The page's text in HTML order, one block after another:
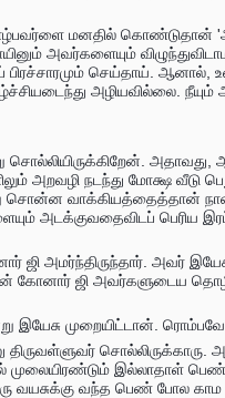
மனதில்
அவர்களையும்
செய்தாய். ஆனால்,
அழியவில்லை. நீயும்
சொல்லியிருக்கிறேன்.
அறவழி நடந்து மோக்ஷ வீடு
என்று சொன்ன
அடக்குவதைவிடப் பெரிய
அமர்ந்திருந்தார். அவர்
கோனார் ஜி அவர்களுடைய
முறையிட்டான். ரொம்பவே
சொல்லிருக்காரு.
இல்லாதாள்
வயசுக்கு வந்த பெண் போல